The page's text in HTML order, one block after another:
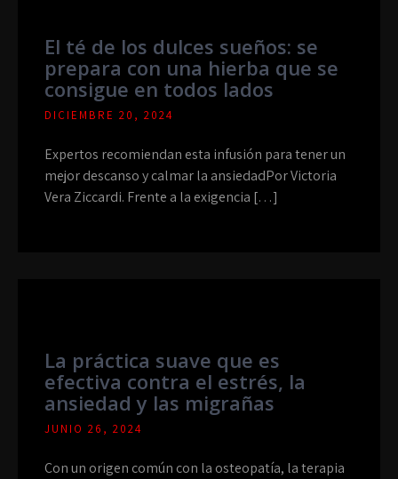
El té de los dulces sueños: se
prepara con una hierba que se
consigue en todos lados
DICIEMBRE 20, 2024
Expertos recomiendan esta infusión para tener un
mejor descanso y calmar la ansiedadPor Victoria
Vera Ziccardi. Frente a la exigencia […]
La práctica suave que es
efectiva contra el estrés, la
ansiedad y las migrañas
JUNIO 26, 2024
Con un origen común con la osteopatía, la terapia